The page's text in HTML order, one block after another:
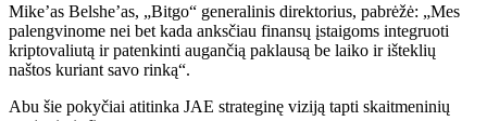
Mike’as Belshe’as, „Bitgo“ generalinis direktorius, pabrėžė: „Mes
palengvinome nei bet kada anksčiau finansų įstaigoms integruoti
kriptovaliutą ir patenkinti augančią paklausą be laiko ir išteklių
naštos kuriant savo rinką“.
Abu šie pokyčiai atitinka JAE strateginę viziją tapti skaitmeninių